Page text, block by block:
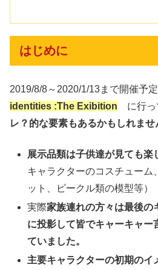
はじめに
2019/8/8～2020/1/13まで開催予
identities :The Exibition に行っ
レ？的な要素もあるかもしれま
展示品類は子供達が見ても楽
キャラクターのコスチューム
ット、ビークル類の模型等）
実際家族連れの方々は最後の
に投影して皆でキャーキャー
ていました。
主要キャラクターの初期のイ